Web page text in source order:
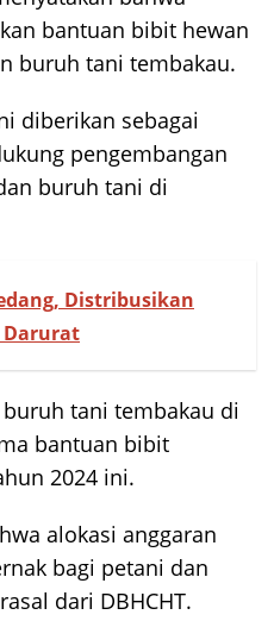
bantuan bibit hewan
buruh tani tembakau.
diberikan sebagai
pengembangan
buruh tani di
Distribusikan
Darurat
tani tembakau di
bantuan bibit
2024 ini.
alokasi anggaran
bagi petani dan
dari DBHCHT.